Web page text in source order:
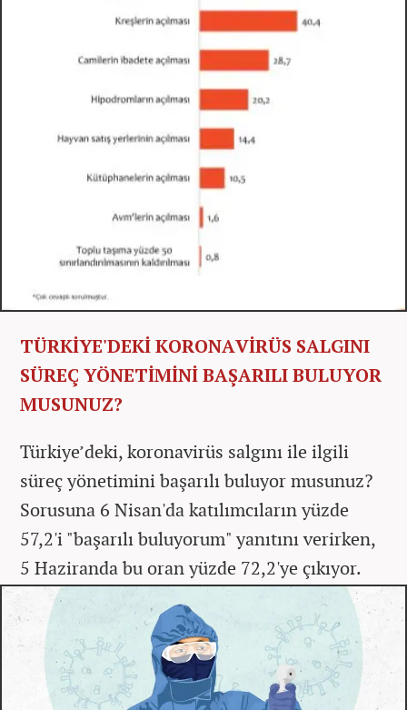
TÜRKİYE'DEKİ KORONAVİRÜS SALGINI
SÜREÇ YÖNETİMİNİ BAŞARILI BULUYOR
MUSUNUZ?
Türkiye’deki, koronavirüs salgını ile ilgili
süreç yönetimini başarılı buluyor musunuz?
Sorusuna 6 Nisan'da katılımcıların yüzde
57,2'i "başarılı buluyorum" yanıtını verirken,
5 Haziranda bu oran yüzde 72,2'ye çıkıyor.